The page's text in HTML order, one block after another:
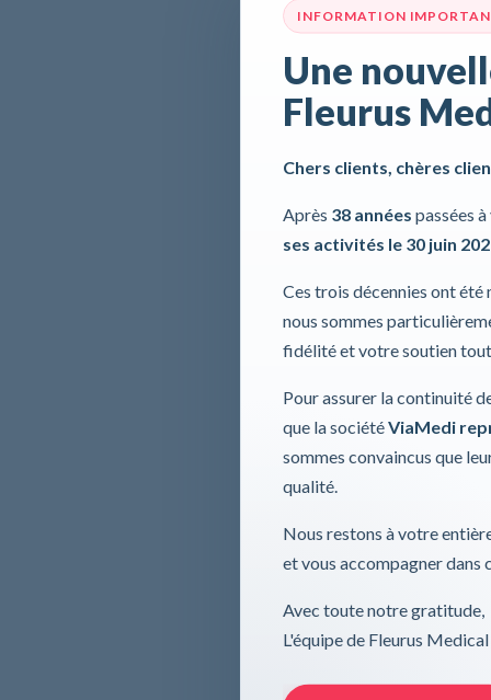
INFORMATION
Une
Fleurus
Chers clients, chères
Après 38 années passées
ses activités le 30 juin
Ces trois décennies ont
nous sommes
fidélité et votre soutien
Pour assurer la continuité
que la sociétéViaMedi
sommes convaincus que
qualité.
Nous restons à votre
et vous accompagner dans
Avec toute notre gratitude,
L'équipe de Fleurus Medical